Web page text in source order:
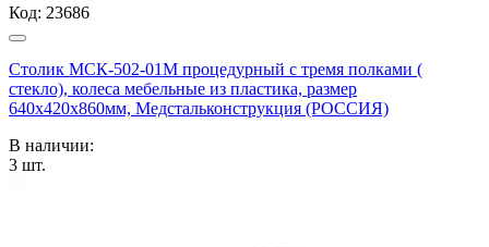
Код: 23686
Столик МСК-502-01М процедурный с тремя полками (
стекло), колеса мебельные из пластика, размер
640х420х860мм, Медстальконструкция (РОССИЯ)
В наличии:
3 шт.